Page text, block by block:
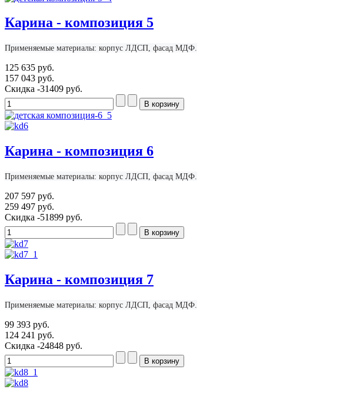
Карина - композиция 5
Применяемые материалы: корпус ЛДСП, фасад МДФ.
125 635 руб.
157 043 руб.
Скидка -31409 руб.
Карина - композиция 6
Применяемые материалы: корпус ЛДСП, фасад МДФ.
207 597 руб.
259 497 руб.
Скидка -51899 руб.
Карина - композиция 7
Применяемые материалы: корпус ЛДСП, фасад МДФ.
99 393 руб.
124 241 руб.
Скидка -24848 руб.